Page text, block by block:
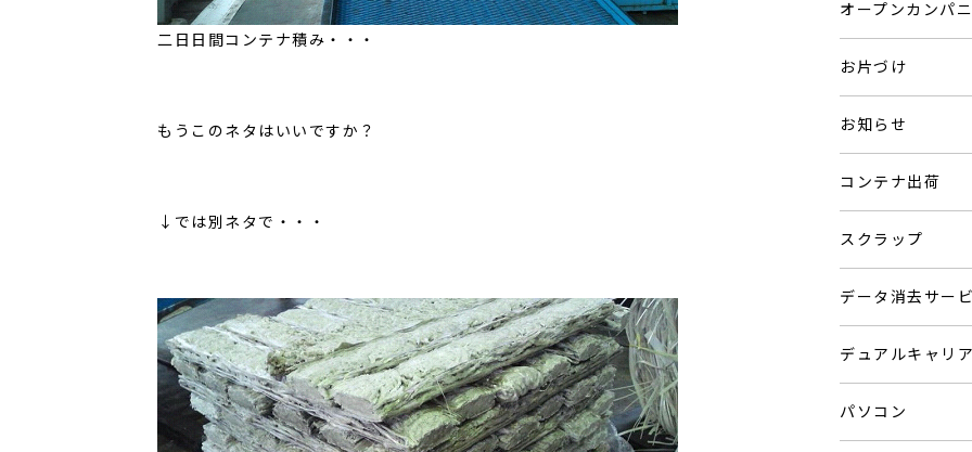
二日日間コンテナ積み・・・
もうこのネタはいいですか？
↓では別ネタで・・・
オープンカンパ
お片づけ
お知らせ
コンテナ出荷
スクラップ
データ消去サー
デュアルキャリ
パソコン